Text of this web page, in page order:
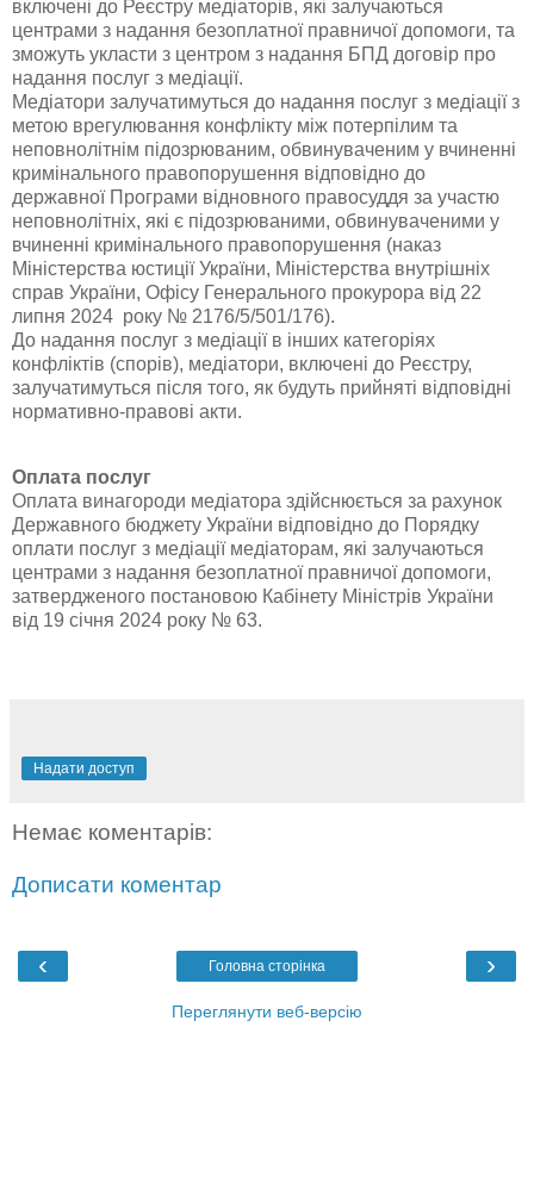
включені до Реєстру медіаторів, які залучаються
центрами з надання безоплатної правничої допомоги, та
зможуть укласти з центром з надання БПД договір про
надання послуг з медіації.
Медіатори залучатимуться до надання послуг з медіації з
метою врегулювання конфлікту між потерпілим та
неповнолітнім підозрюваним, обвинуваченим у вчиненні
кримінального правопорушення відповідно до
державної Програми відновного правосуддя за участю
неповнолітніх, які є підозрюваними, обвинуваченими у
вчиненні кримінального правопорушення (наказ
Міністерства юстиції України, Міністерства внутрішніх
справ України, Офісу Генерального прокурора від 22
липня 2024 року № 2176/5/501/176).
До надання послуг з медіації в інших категоріях
конфліктів (спорів), медіатори, включені до Реєстру,
залучатимуться після того, як будуть прийняті відповідні
нормативно-правові акти.
Оплата послуг
Оплата винагороди медіатора здійснюється за рахунок
Державного бюджету України відповідно до Порядку
оплати послуг з медіації медіаторам, які залучаються
центрами з надання безоплатної правничої допомоги,
затвердженого постановою Кабінету Міністрів України
від 19 січня 2024 року № 63.
Надати доступ
Немає коментарів:
Дописати коментар
‹ ›
Головна сторінка
Переглянути веб-версію